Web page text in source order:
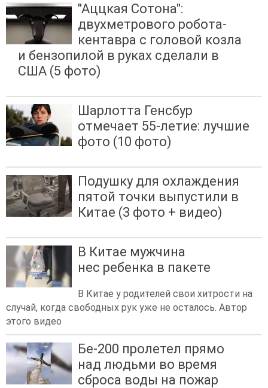
"Аццкая Сотона":
двухметрового робота-
кентавра с головой козла
и бензопилой в руках сделали в
США (5 фото)
Шарлотта Генсбур
отмечает 55-летие: лучшие
фото (10 фото)
Подушку для охлаждения
пятой точки выпустили в
Китае (3 фото + видео)
В Китае мужчина
нес ребенка в пакете
В Китае у родителей свои хитрости на
случай, когда свободных рук уже не осталось. Автор
этого видео
Бе-200 пролетел прямо
над людьми во время
сброса воды на пожар